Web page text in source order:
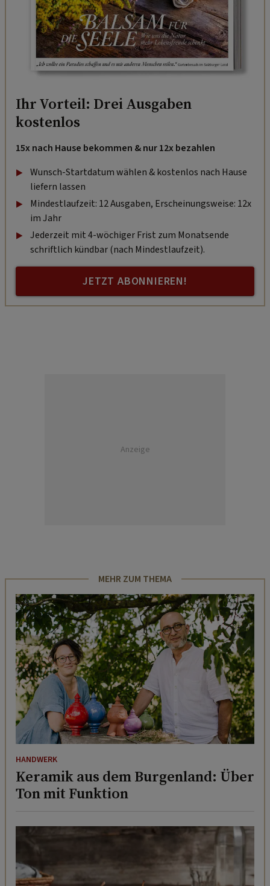
Ihr Vorteil: Drei Ausgaben
kostenlos
15x nach Hause bekommen & nur 12x bezahlen
Wunsch-Startdatum wählen & kostenlos nach Hause
liefern lassen
Mindestlaufzeit: 12 Ausgaben, Erscheinungsweise: 12x
im Jahr
Jederzeit mit 4-wöchiger Frist zum Monatsende
schriftlich kündbar (nach Mindestlaufzeit).
JETZT ABONNIEREN!
Anzeige
MEHR ZUM THEMA
HANDWERK
Keramik aus dem Burgenland: Über
Ton mit Funktion